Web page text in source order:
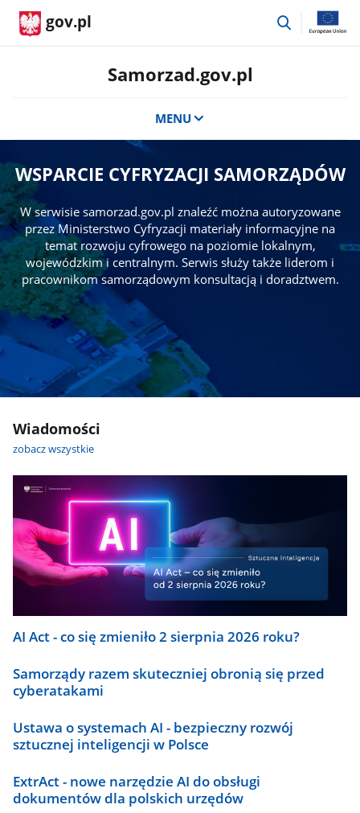
gov.pl
przejdź
Samorzad.gov.pl
MENU
WSPARCIE CYFRYZACJI SAMORZĄDÓW
W serwisie samorzad.gov.pl znaleźć można autoryzowane
przez Ministerstwo Cyfryzacji materiały informacyjne na
temat rozwoju cyfrowego na poziomie lokalnym,
wojewódzkim i centralnym. Serwis służy także liderom i
pracownikom samorządowym konsultacją i doradztwem.
Wiadomości
zobacz wszystkie
AI Act - co się zmieniło 2 sierpnia 2026 roku?
Samorządy razem skuteczniej obronią się przed
cyberatakami
Ustawa o systemach AI - bezpieczny rozwój
sztucznej inteligencji w Polsce
ExtrAct - nowe narzędzie AI do obsługi
dokumentów dla polskich urzędów